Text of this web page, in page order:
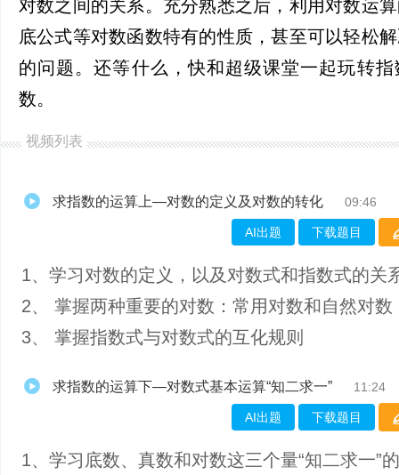
对数之间的关系。充分熟悉之后，利用对数运
底公式等对数函数特有的性质，甚至可以轻松
的问题。还等什么，快和超级课堂一起玩转
数。
视频列表
求指数的运算上—对数的定义及对数的转化 09:46
AI出题 下载题目
1、学习对数的定义，以及对数式和指数式的关
2、 掌握两种重要的对数：常用对数和自然对数
3、 掌握指数式与对数式的互化规则
求指数的运算下—对数式基本运算“知二求一” 11:24
AI出题 下载题目
1、学习底数、真数和对数这三个量“知二求一”